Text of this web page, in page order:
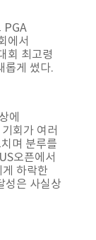
PGA
에서
회 최고령
롭게 썼다.
에
회가 여러
며 분루를
오픈에서
하락한
성은 사실상